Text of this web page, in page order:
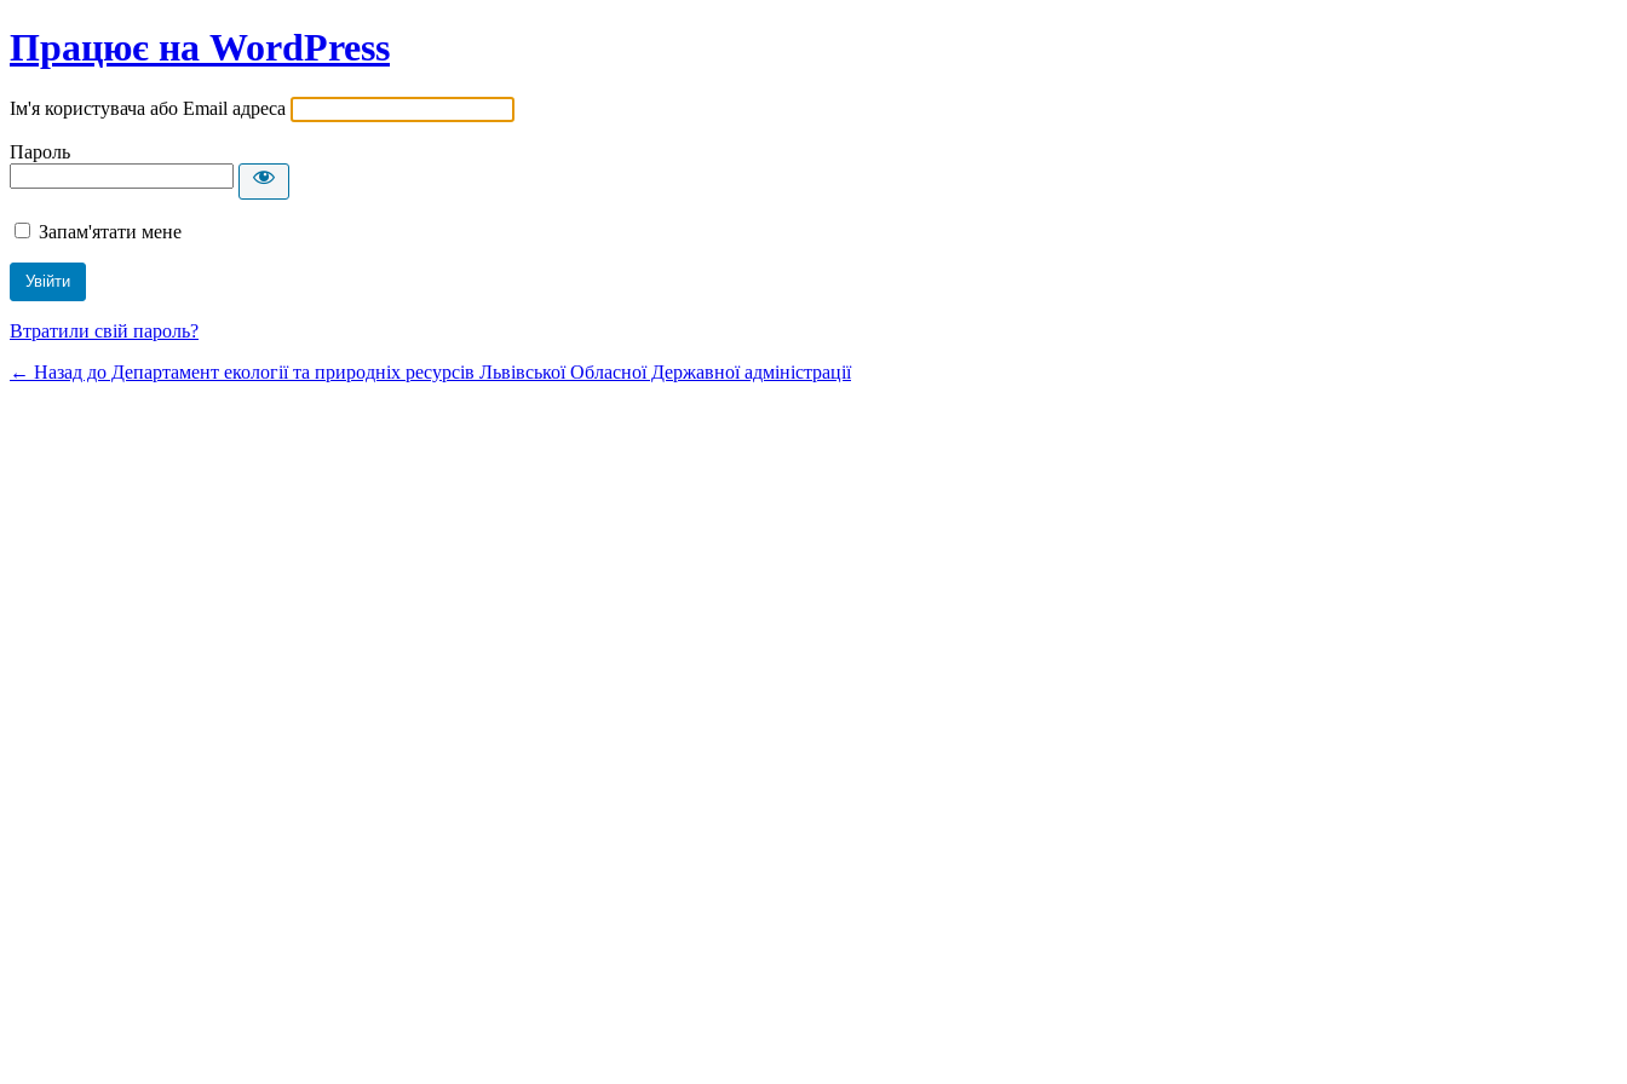
Працює на WordPress
Ім'я користувача або Email адреса
Пароль
Запам'ятати мене
Втратили свій пароль?
← Назад до Департамент екології та природніх ресурсів Львівської Обласної Державної адміністрації